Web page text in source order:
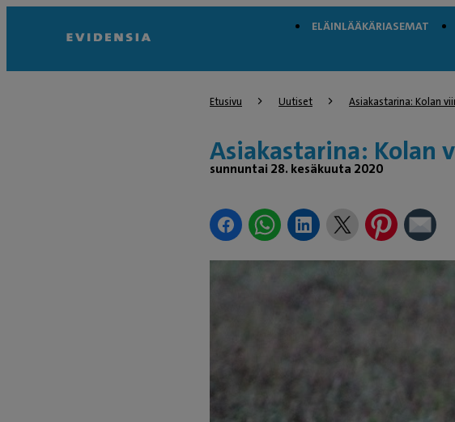
ELÄINLÄÄKÄRIASEMAT
Etusivu Uutiset Asiakastarina: Kolan
Asiakastarina: Kolan
sunnuntai 28. kesäkuuta 2020